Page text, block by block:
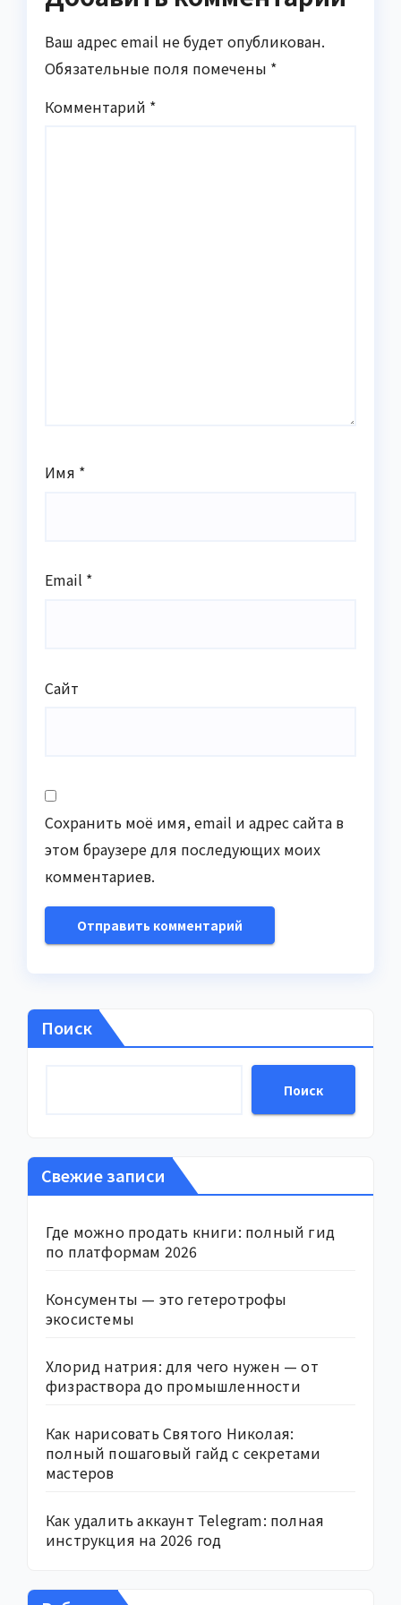
Ваш адрес email не будет опубликован.
Обязательные поля помечены *
Комментарий *
Имя *
Email *
Сайт
Сохранить моё имя, email и адрес сайта в
этом браузере для последующих моих
комментариев.
Поиск
Поиск
Свежие записи
Где можно продать книги: полный гид
по платформам 2026
Консументы — это гетеротрофы
экосистемы
Хлорид натрия: для чего нужен — от
физраствора до промышленности
Как нарисовать Святого Николая:
полный пошаговый гайд с секретами
мастеров
Как удалить аккаунт Telegram: полная
инструкция на 2026 год